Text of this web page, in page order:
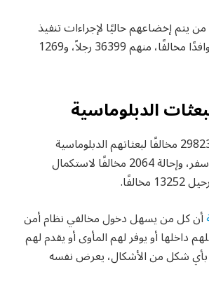
يتم إخضاعهم حاليًا لإجراءات تنفيذ
الأنظمة بلغ 37668 وافدًا مخالفًا، منهم 36399 رجلاً، و1269
الدبلوماسية
وأوضح البيان إحالة 29823 مخالفًا لبعثاتهم الدبلوماسية
للحصول على وثائق سفر، وإحالة 2064 مخالفًا لاستكمال
أن كل من يسهل دخول مخالفي نظام أمن
داخلها أو يوفر لهم المأوى أو يقدم لهم
شكل من الأشكال، يعرض نفسه